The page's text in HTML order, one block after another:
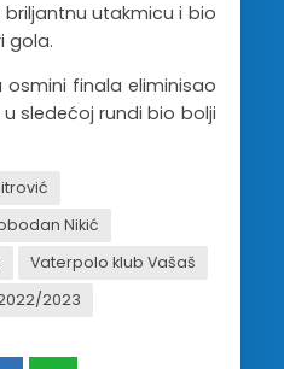
utakmicu i bio
gola.
finala eliminisao
sledećoj rundi bio bolji
Nikić
Vaterpolo klub Vašaš
2023